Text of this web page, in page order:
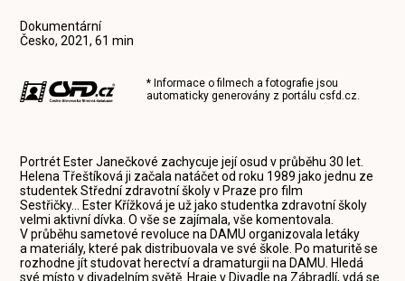
Dokumentární
Česko, 2021, 61 min
* Informace o filmech a fotografie jsou
automaticky generovány z portálucsfd.cz.
Portrét Ester Janečkové zachycuje její osud v průběhu 30 let.
Helena Třeštíková ji začala natáčet od roku 1989 jako jednu ze
studentek Střední zdravotní školy v Praze pro film
Sestřičky... Ester Křížková je už jako studentka zdravotní školy
velmi aktivní dívka. O vše se zajímala, vše komentovala.
V průběhu sametové revoluce na DAMU organizovala letáky
a materiály, které pak distribuovala ve své škole. Po maturitě se
rozhodne jít studovat herectví a dramaturgii na DAMU. Hledá
své místo v divadelním světě. Hraje v Divadle na Zábradlí, vdá se